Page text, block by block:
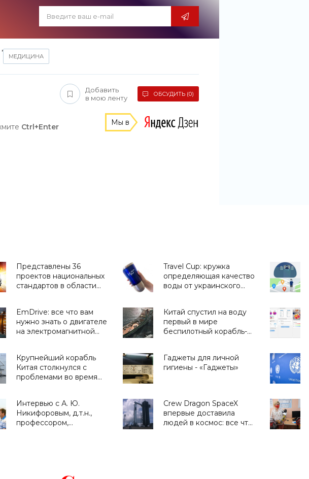
,
МЕДИЦИНА
Добавить
в мою ленту
ОБСУДИТЬ (0)
Ctrl+Enter Мы в
Представлены 36
проектов национальных
стандартов в области
Travel Cup: кружка
определяющая качество
воды от украинского
EmDrive: все что вам
нужно знать о двигателе
на электромагнитной
Китай спустил на воду
первый в мире
беспилотный корабль-
«Беспилотники»
Крупнейший корабль
Китая столкнулся с
проблемами во время
Гаджеты для личной
гигиены - «Гаджеты»
Интервью с А. Ю.
Никифоровым, д.т.н.,
профессором,
Crew Dragon SpaceX
впервые доставила
людей в космос: все что